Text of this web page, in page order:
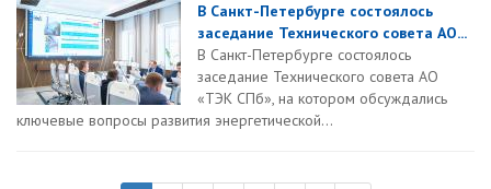
В Санкт-Петербурге состоялось
заседание Технического совета АО...
В Санкт-Петербурге состоялось
заседание Технического совета АО
«ТЭК СПб», на котором обсуждались
ключевые вопросы развития энергетической...